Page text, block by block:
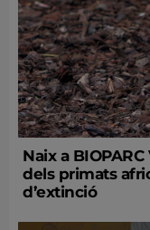
Naix a
dels primats
d’extinció